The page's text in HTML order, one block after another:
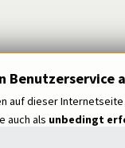
Benutzerservice
auf dieser Internetseite
auch als unbedingt